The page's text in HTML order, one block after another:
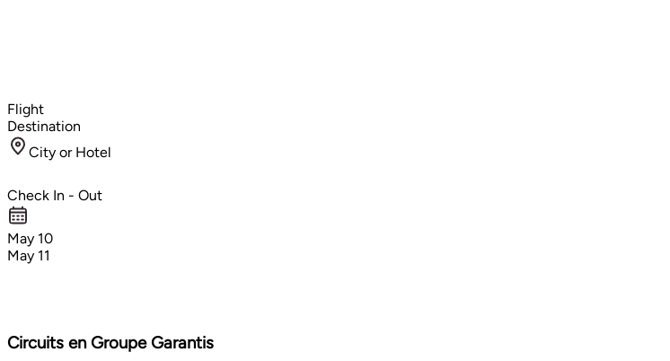
Flight
Destination
City or Hotel
Check In - Out
May 10
May 11
Circuits en Groupe Garantis